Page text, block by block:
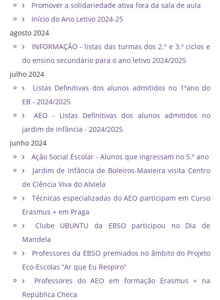
Promover a solidariedade ativa fora da sala de aula
Início do Ano Letivo 2024-25
agosto 2024
INFORMAÇÃO - listas das turmas dos 2.º e 3.º ciclos e
do ensino secundário para o ano letivo 2024/2025
julho 2024
Listas Definitivas dos alunos admitidos no 1ºano do
EB - 2024/2025
AEO - Listas Definitivas dos alunos admitidos no
jardim de infância - 2024/2025
junho 2024
Ação Social Escolar - Alunos que ingressam no 5.º ano
Jardim de Infância de Boleiros-Maxieira visita Centro
de Ciência Viva do Alviela
Técnicas especializadas do AEO participam em Curso
Erasmus + em Praga
Clube UBUNTU da EBSO participou no Dia de
Mandela
Professores da EBSO premiados no âmbito do Projeto
Eco-Escolas “Ar que Eu Respiro”
Professores do AEO em formação Erasmus + na
República Checa